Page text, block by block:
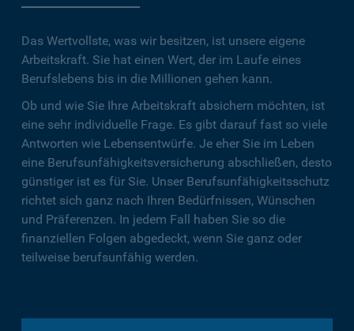
Das Wertvollste, was wir besitzen, ist unsere eigene
Arbeitskraft. Sie hat einen Wert, der im Laufe eines
Berufslebens bis in die Millionen gehen kann.
Ob und wie Sie Ihre Arbeitskraft absichern möchten, ist
eine sehr individuelle Frage. Es gibt darauf fast so viele
Antworten wie Lebensentwürfe. Je eher Sie im Leben
eine Berufsunfähigkeitsversicherung abschließen, desto
günstiger ist es für Sie. Unser Berufsunfähigkeitsschutz
richtet sich ganz nach Ihren Bedürfnissen, Wünschen
und Präferenzen. In jedem Fall haben Sie so die
finanziellen Folgen abgedeckt, wenn Sie ganz oder
teilweise berufsunfähig werden.